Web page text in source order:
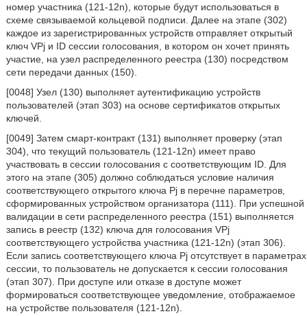
номер участника (121-12n), которые будут использоваться в
схеме связываемой кольцевой подписи. Далее на этапе (302)
каждое из зарегистрированных устройств отправляет открытый
ключ VPj и ID сессии голосования, в котором он хочет принять
участие, на узел распределенного реестра (130) посредством
сети передачи данных (150).
[0048] Узел (130) выполняет аутентификацию устройств
пользователей (этап 303) на основе сертификатов открытых
ключей.
[0049] Затем смарт-контракт (131) выполняет проверку (этап
304), что текущий пользователь (121-12n) имеет право
участвовать в сессии голосования с соответствующим ID. Для
этого на этапе (305) должно соблюдаться условие наличия
соответствующего открытого ключа Pj в перечне параметров,
сформированных устройством организатора (111). При успешной
валидации в сети распределенного реестра (151) выполняется
запись в реестр (132) ключа для голосования VPj
соответствующего устройства участника (121-12n) (этап 306).
Если запись соответствующего ключа Pj отсутствует в параметрах
сессии, то пользователь не допускается к сессии голосования
(этап 307). При доступе или отказе в доступе может
формироваться соответствующее уведомление, отображаемое
на устройстве пользователя (121-12n).